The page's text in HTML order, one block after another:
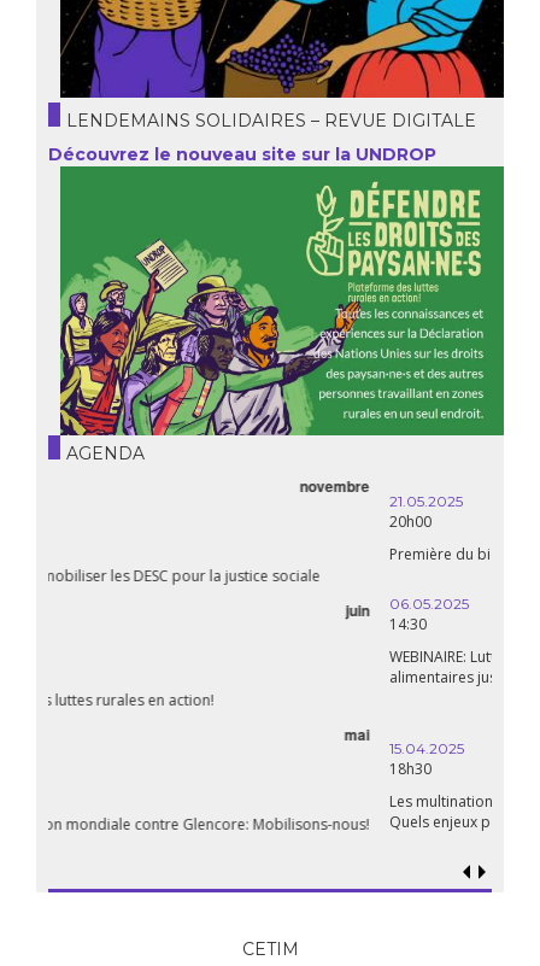
LENDEMAINS SOLIDAIRES – REVUE DIGITALE
Découvrez le nouveau site sur la UNDROP
AGENDA
WEBINAIRE: Luttes rurales en action. Pour des systèmes
Les multinationales au coeur d’un nouvel âge de l’impérialisme.
Quels enjeux pour leur régulation ?
CETIM